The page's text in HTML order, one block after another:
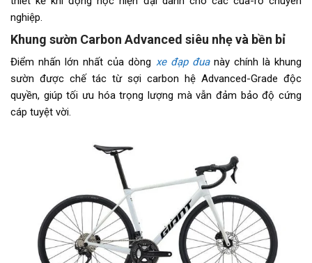
nghiệp.
Khung sườn Carbon Advanced siêu nhẹ và bền bỉ
Điểm nhấn lớn nhất của dòng xe đạp đuanày chính là khung
sườn được chế tác từ sợi carbon hệ Advanced-Grade độc
quyền, giúp tối ưu hóa trọng lượng mà vẫn đảm bảo độ cứng
cáp tuyệt vời.